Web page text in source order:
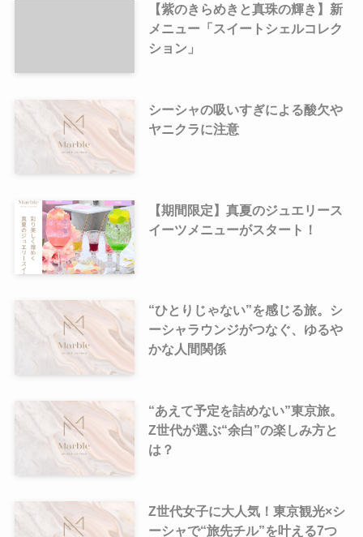
【紫のきらめきと真珠の輝き】新
メニュー「スイートシェルコレク
ション」
シーシャの吸いすぎによる酸欠や
ヤニクラに注意
【期間限定】真夏のジュエリース
イーツメニューがスタート！
“ひとりじゃない”を感じる旅。シ
ーシャラウンジがつなぐ、ゆるや
かな人間関係
“あえて予定を詰めない”東京旅。
Z世代が選ぶ“余白”の楽しみ方と
は？
Z世代女子に大人気！東京観光×シ
ーシャで“旅先チル”を叶える7つ